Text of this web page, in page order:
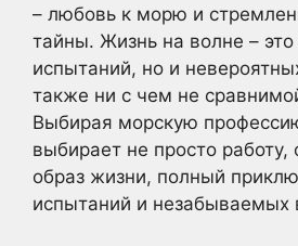
– любовь к морю и
тайны. Жизнь на волне –
испытаний, но и
также ни с чем не
Выбирая морскую
выбирает не просто работу,
образ жизни, полный
испытаний и незабываемых